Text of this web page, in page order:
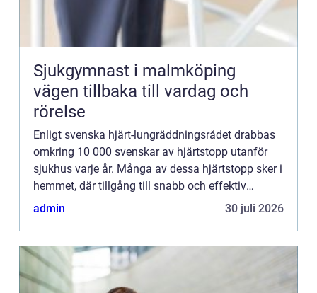
Sjukgymnast i malmköping
vägen tillbaka till vardag och
rörelse
Enligt svenska hjärt-lungräddningsrådet drabbas
omkring 10 000 svenskar av hjärtstopp utanför
sjukhus varje år. Många av dessa hjärtstopp sker i
hemmet, där tillgång till snabb och effektiv
hj&aum...
admin 30 juli 2026